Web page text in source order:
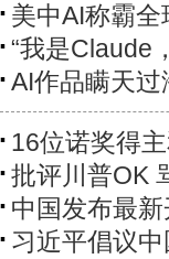
美中AI称霸
“我是Claude
AI作品瞒天
16位诺奖得
批评川普OK
中国发布最
习近平倡议